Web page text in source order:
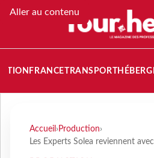
Aller au contenu
FRANCETRANSPORT
Accueil › Production›
Les Experts Solea reviennent